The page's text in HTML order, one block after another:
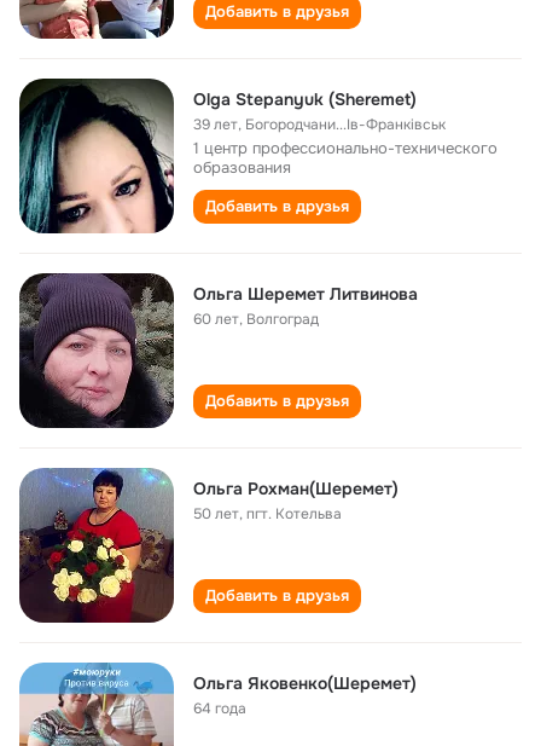
Добавить в друзья
Olga Stepanyuk (Sheremet)
39 лет, Богородчани...Ів-Франківськ
1 центр профессионально-технического
образования
Добавить в друзья
Ольга Шеремет Литвинова
60 лет, Волгоград
Добавить в друзья
Ольга Рохман(Шеремет)
50 лет,пгт. Котельва
Добавить в друзья
Ольга Яковенко(Шеремет)
64 года